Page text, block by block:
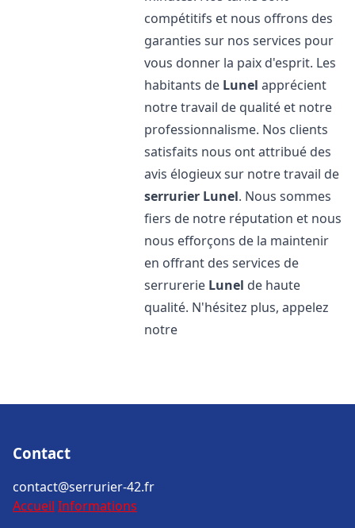
compétitifs et nous offrons des
garanties sur nos services pour
vous donner la paix d'esprit. Les
habitants de Lunel apprécient
notre travail de qualité et notre
professionnalisme. Nos clients
satisfaits nous ont attribué des
avis élogieux sur notre travail de
serrurier Lunel. Nous sommes
fiers de notre réputation et nous
nous efforçons de la maintenir
en offrant des services de
serrurerie Lunel de haute
qualité. N'hésitez plus, appelez
notre
Contact
contact@serrurier-42.fr
Accueil Informations